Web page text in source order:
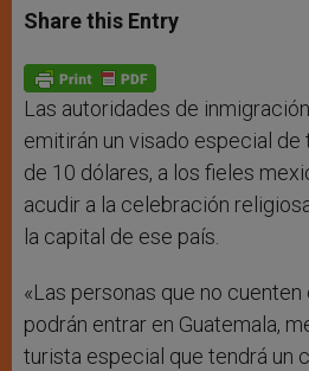
t
s
p
p
s
e
g
e
r
e
b
o
k
Share this Entry
Las autoridades de
emitirán un visado especial de
de 10 dólares, a los fieles
acudir a la celebración
la capital de ese país.
«Las personas que no
podrán entrar en Guatemala,
turista especial que tendrá un